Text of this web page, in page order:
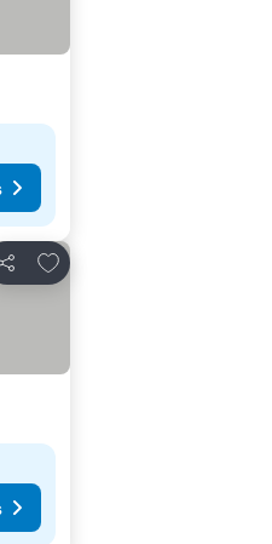
Partilhar
Adicionar aos favoritos